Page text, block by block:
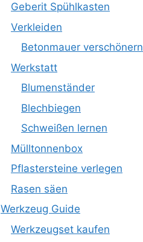
Geberit Spühlkasten
Verkleiden
Betonmauer verschönern
Werkstatt
Blumenständer
Blechbiegen
Schweißen lernen
Mülltonnenbox
Pflastersteine verlegen
Rasen säen
Werkzeug Guide
Werkzeugset kaufen